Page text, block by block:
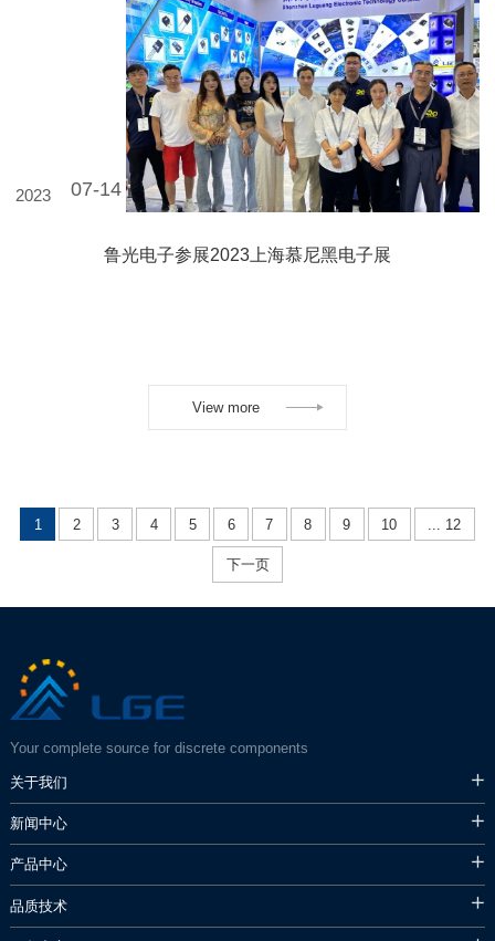
07-14
2023
鲁光电子参展2023上海慕尼黑电子展
View more
1 2 3 4 5 6 7 8 9 10 ... 12
下一页
Your complete source for discrete components
关于我们
新闻中心
产品中心
品质技术